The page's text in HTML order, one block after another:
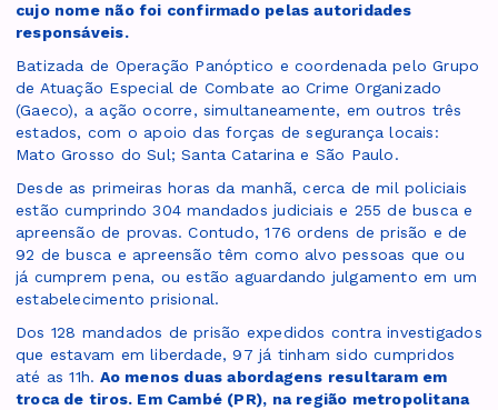
cujo nome não foi confirmado pelas autoridades
responsáveis.
Batizada de Operação Panóptico e coordenada pelo Grupo
de Atuação Especial de Combate ao Crime Organizado
(Gaeco), a ação ocorre, simultaneamente, em outros três
estados, com o apoio das forças de segurança locais:
Mato Grosso do Sul; Santa Catarina e São Paulo.
Desde as primeiras horas da manhã, cerca de mil policiais
estão cumprindo 304 mandados judiciais e 255 de busca e
apreensão de provas. Contudo, 176 ordens de prisão e de
92 de busca e apreensão têm como alvo pessoas que ou
já cumprem pena, ou estão aguardando julgamento em um
estabelecimento prisional.
Dos 128 mandados de prisão expedidos contra investigados
que estavam em liberdade, 97 já tinham sido cumpridos
até as 11h. Ao menos duas abordagens resultaram em
troca de tiros. Em Cambé (PR), na região metropolitana